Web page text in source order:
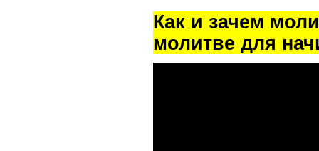
Как и зачем
молитве для